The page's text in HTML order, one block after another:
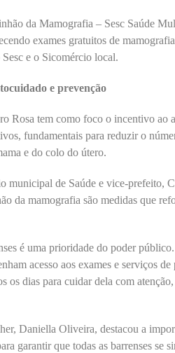
da Mamografia – Sesc Saúde
exames gratuitos de
e o Sicomércio local.
e prevenção
Rosa tem como foco o incentivo ao
fundamentais para reduzir o
e do colo do útero.
municipal de Saúde e vice-prefeito,
da mamografia são medidas que
é uma prioridade do poder
acesso aos exames e serviços
os dias para cuidar dela com
Daniella Oliveira, destacou a
garantir que todas as barrenses se